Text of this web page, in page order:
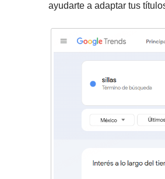
ayudarte a adaptar tus